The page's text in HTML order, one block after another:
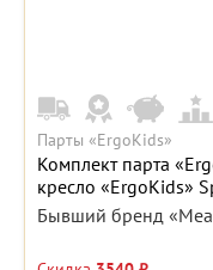
Парты «ErgoKids»
Комплект парта
кресло «ErgoKids»
Бывший бренд